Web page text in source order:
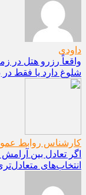
داودی
واقعاً رزرو هتل
شلوغ دارد یا فقط
کارشناس روابط
اگر تعادل بین
انتخاب‌های